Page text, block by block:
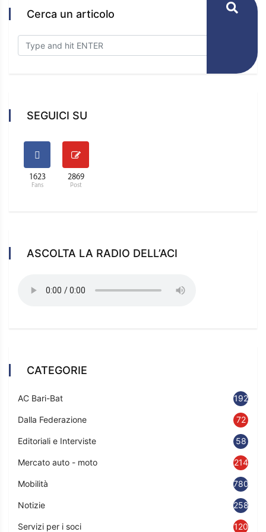
Cerca un articolo
SEGUICI SU
1623
Fans
2869
Post
ASCOLTA LA RADIO DELL’ACI
CATEGORIE
AC Bari-Bat 192
Dalla Federazione 72
Editoriali e Interviste 58
Mercato auto - moto 214
Mobilità 780
Notizie 2583
Servizi per i soci 120